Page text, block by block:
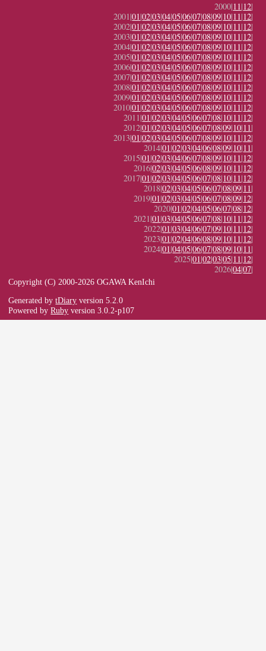
2000|11|12|
2001|01|02|03|04|05|06|07|08|09|10|11|12|
2002|01|02|03|04|05|06|07|08|09|10|11|12|
2003|01|02|03|04|05|06|07|08|09|10|11|12|
2004|01|02|03|04|05|06|07|08|09|10|11|12|
2005|01|02|03|04|05|06|07|08|09|10|11|12|
2006|01|02|03|04|05|06|07|08|09|10|11|12|
2007|01|02|03|04|05|06|07|08|09|10|11|12|
2008|01|02|03|04|05|06|07|08|09|10|11|12|
2009|01|02|03|04|05|06|07|08|09|10|11|12|
2010|01|02|03|04|05|06|07|08|09|10|11|12|
2011|01|02|03|04|05|06|07|08|10|11|12|
2012|01|02|03|04|05|06|07|08|09|10|11|
2013|01|02|03|04|05|06|07|08|09|10|11|12|
2014|01|02|03|04|06|08|09|10|11|
2015|01|02|03|04|06|07|08|09|10|11|12|
2016|02|03|04|05|06|08|09|10|11|12|
2017|01|02|03|04|05|06|07|08|10|11|12|
2018|02|03|04|05|06|07|08|09|11|
2019|01|02|03|04|05|06|07|08|09|12|
2020|01|02|04|05|06|07|08|12|
2021|01|03|04|05|06|07|08|10|11|12|
2022|01|03|04|06|07|09|10|11|12|
2023|01|02|04|06|08|09|10|11|12|
2024|01|04|05|06|07|08|09|10|11|
2025|01|02|03|05|11|12|
2026|04|07|
Copyright (C) 2000-2026 OGAWA KenIchi
Generated bytDiary version 5.2.0
Powered byRuby version 3.0.2-p107